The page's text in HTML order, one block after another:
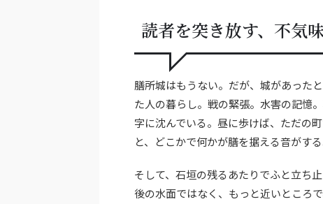
読者を突き放す、不気
膳所城はもうない。だが、城があった
た人の暮らし。戦の緊張。水害の記憶
字に沈んでいる。昼に歩けば、ただの
と、どこかで何かが膳を据える音がす
そして、石垣の残るあたりでふと立ち
後の水面ではなく、もっと近いところ